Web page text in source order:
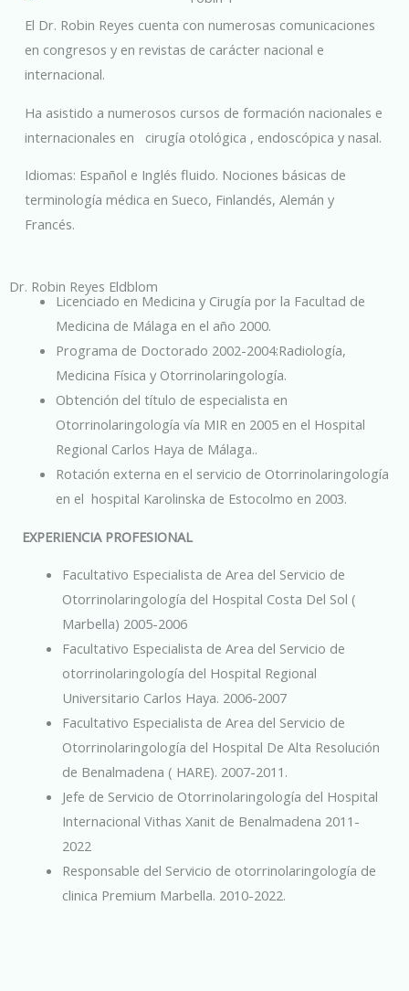
El Dr. Robin Reyes cuenta con numerosas comunicaciones
en congresos y en revistas de carácter nacional e
internacional.
Ha asistido a numerosos cursos de formación nacionales e
internacionales en cirugía otológica , endoscópica y nasal.
Idiomas: Español e Inglés fluido. Nociones básicas de
terminología médica en Sueco, Finlandés, Alemán y
Francés.
Dr. Robin Reyes Eldblom
Licenciado en Medicina y Cirugía por la Facultad de
Medicina de Málaga en el año 2000.
Programa de Doctorado 2002-2004:Radiología,
Medicina Física y Otorrinolaringología.
Obtención del título de especialista en
Otorrinolaringología vía MIR en 2005 en el Hospital
Regional Carlos Haya de Málaga..
Rotación externa en el servicio de Otorrinolaringología
en el hospital Karolinska de Estocolmo en 2003.
EXPERIENCIA PROFESIONAL
Facultativo Especialista de Area del Servicio de
Otorrinolaringología del Hospital Costa Del Sol (
Marbella) 2005-2006
Facultativo Especialista de Area del Servicio de
otorrinolaringología del Hospital Regional
Universitario Carlos Haya. 2006-2007
Facultativo Especialista de Area del Servicio de
Otorrinolaringología del Hospital De Alta Resolución
de Benalmadena ( HARE). 2007-2011.
Jefe de Servicio de Otorrinolaringología del Hospital
Internacional Vithas Xanit de Benalmadena 2011-
2022
Responsable del Servicio de otorrinolaringología de
clinica Premium Marbella. 2010-2022.